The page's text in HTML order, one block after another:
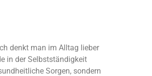
denkt man im Alltag lieber
in der Selbstständigkeit
Sorgen, sondern